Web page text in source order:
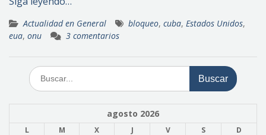
Actualidad en General bloqueo, cuba, Estados Unidos,
eua, onu 3 comentarios
Buscar:
agosto 2026
L M X J V S
D